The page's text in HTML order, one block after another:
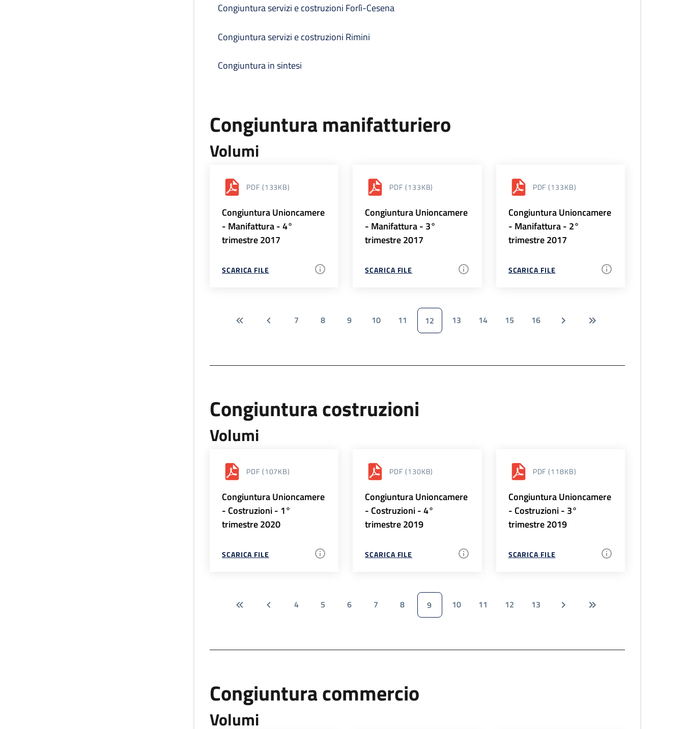
Congiuntura servizi e costruzioni Forlì-Cesena
Congiuntura servizi e costruzioni Rimini
Congiuntura in sintesi
Congiuntura manifatturiero
Volumi
PDF (133KB)
Congiuntura Unioncamere
- Manifattura - 4°
trimestre 2017
SCARICA FILE
PDF (133KB)
Congiuntura Unioncamere
- Manifattura - 3°
trimestre 2017
SCARICA FILE
PDF (133KB)
Congiuntura Unioncamere
- Manifattura - 2°
trimestre 2017
SCARICA FILE
7 8 9 10 11 12 13 14 15 16
Congiuntura costruzioni
Volumi
PDF (107KB)
Congiuntura Unioncamere
- Costruzioni - 1°
trimestre 2020
SCARICA FILE
PDF (130KB)
Congiuntura Unioncamere
- Costruzioni - 4°
trimestre 2019
SCARICA FILE
PDF (118KB)
Congiuntura Unioncamere
- Costruzioni - 3°
trimestre 2019
SCARICA FILE
4 5 6 7 8 9 10 11 12 13
Congiuntura commercio
Volumi